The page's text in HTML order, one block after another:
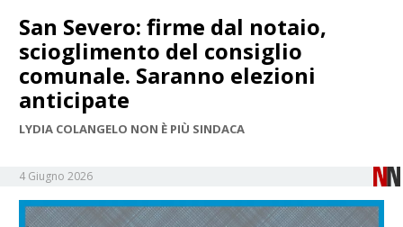
San Severo: firme dal notaio,
scioglimento del consiglio
comunale. Saranno elezioni
anticipate
LYDIA COLANGELO NON È PIÙ SINDACA
4 Giugno 2026